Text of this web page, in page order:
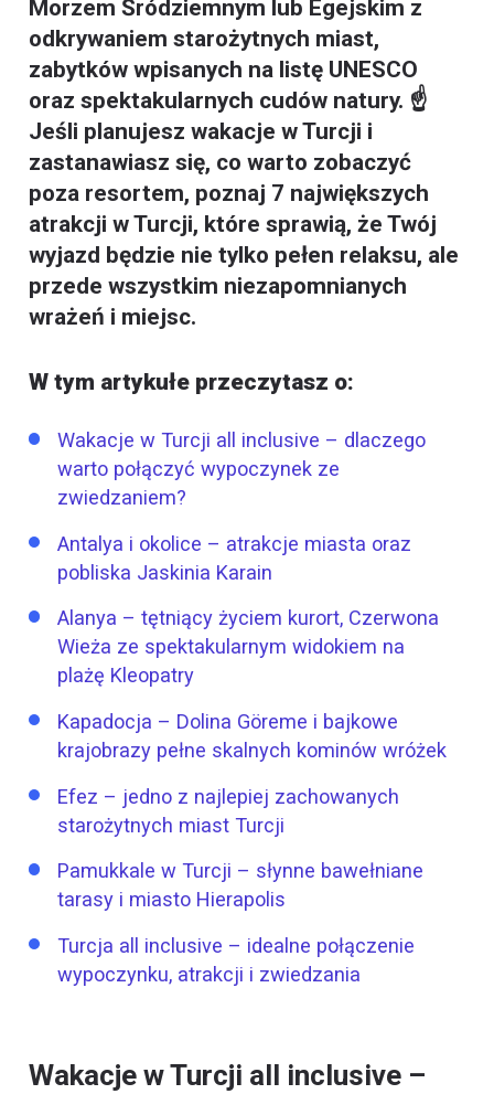
Morzem Śródziemnym lub Egejskim z
odkrywaniem starożytnych miast,
zabytków wpisanych na listę UNESCO
oraz spektakularnych cudów natury. ☝️
Jeśli planujesz wakacje w Turcji i
zastanawiasz się, co warto zobaczyć
poza resortem, poznaj 7 największych
atrakcji w Turcji, które sprawią, że Twój
wyjazd będzie nie tylko pełen relaksu, ale
przede wszystkim niezapomnianych
wrażeń i miejsc.
W tym artykułe przeczytasz o:
Wakacje w Turcji all inclusive – dlaczego
warto połączyć wypoczynek ze
zwiedzaniem?
Antalya i okolice – atrakcje miasta oraz
pobliska Jaskinia Karain
Alanya – tętniący życiem kurort, Czerwona
Wieża ze spektakularnym widokiem na
plażę Kleopatry
Kapadocja – Dolina Göreme i bajkowe
krajobrazy pełne skalnych kominów wróżek
Efez – jedno z najlepiej zachowanych
starożytnych miast Turcji
Pamukkale w Turcji – słynne bawełniane
tarasy i miasto Hierapolis
Turcja all inclusive – idealne połączenie
wypoczynku, atrakcji i zwiedzania
Wakacje w Turcji all inclusive –